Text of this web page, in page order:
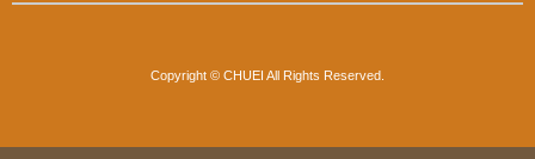
Copyright © CHUEI All Rights Reserved.